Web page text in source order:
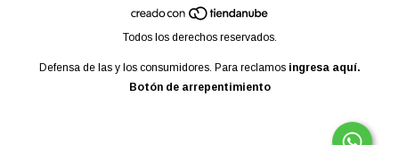
Todos los derechos reservados.
Defensa de las y los consumidores. Para reclamos ingresa aquí.
Botón de arrepentimiento